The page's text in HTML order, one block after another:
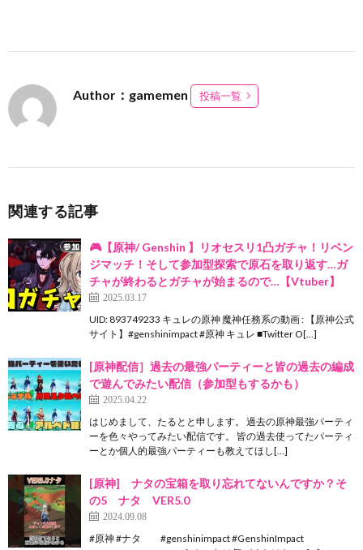
Author：gamemen 投稿一覧
関連する記事
🎮【原神/ Genshin 】リオセスリ1凸ガチャ！リベン
ジマッチ！そして参加型探索で原石を取り返す…ガ
チャが終わるとガチャが始まるので…【Vtuber】
2025.03.17
UID: 893749233 キュレの原神 魔神任務系の動画 : 【原神公式
サイト】#genshinimpact #原神 キュレ ■Twitter O[…]
[原神配信］過去の最強パーティーと皆の過去の編成
で遊んでみたい配信（参加型もするかも）
2025.04.22
はじめまして、たるとと申します。 過去の原神最強パーティ
ーを色々やってみたい配信です。 皆の過去使ってたパーティ
ーとか個人的最強パーティーも教えてほし[…]
[原神] ナタの宝箱を取り忘れてないんですか？そ
の5 ナタ VER5.0
2024.09.08
#原神 #ナタ #genshinimpact #GenshinImpact